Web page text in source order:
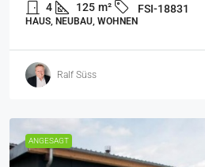
4 125 m² FSI-18831
HAUS, NEUBAU, WOHNEN
Ralf Süss
ANGESAGT